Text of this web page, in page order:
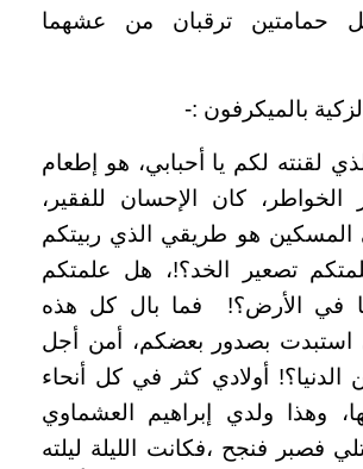
حمامتين ترقبان من عشهما
بالميكرفون :-
لقنته لكم يا أحبابي، هو إطعام
الخواطر، كان الإحسان للفقير،
هو طريقي الذي ربيتكم
تصعير الخد؟!، هل علمتكم
في الأرض؟! فما بال كل هذه
استبدت بصدور بعضكم، أمن أجل
أولادي كثر في كل أنحاء
وهذا ولدي إبراهيم العشماوي
فصبر فنجح ،فكانت الليلة ليلته